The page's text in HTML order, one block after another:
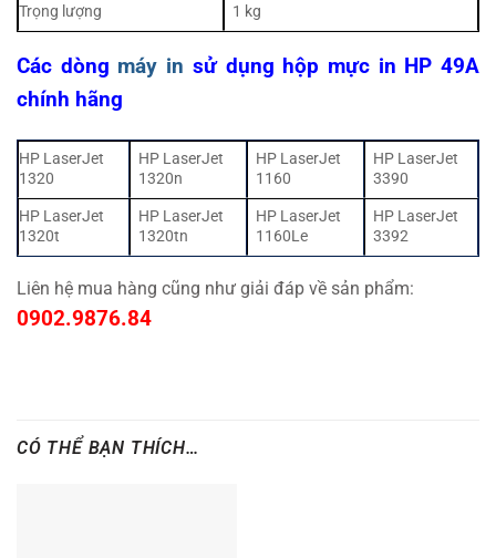
Trọng lượng
1 kg
Các dòng máy in sử dụng hộp mực in HP 49A
chính hãng
HP LaserJet
1320
HP LaserJet
1320n
HP LaserJet
1160
HP LaserJet
3390
HP LaserJet
1320t
HP LaserJet
1320tn
HP LaserJet
1160Le
HP LaserJet
3392
Liên hệ mua hàng cũng như giải đáp về sản phẩm:
0902.9876.84
CÓ THỂ BẠN THÍCH…